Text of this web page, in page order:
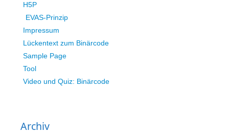
H5P
EVAS-Prinzip
Impressum
Lückentext zum Binärcode
Sample Page
Tool
Video und Quiz: Binärcode
Archiv